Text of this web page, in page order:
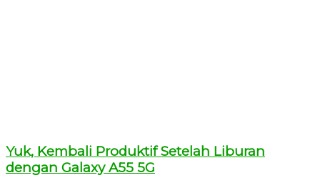
Yuk, Kembali Produktif Setelah Liburan
dengan Galaxy A55 5G